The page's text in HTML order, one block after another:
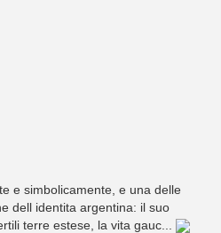
e simbolicamente, e una delle
dell identita argentina: il suo
terre estese, la vita gauc...